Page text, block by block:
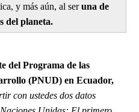
y más aún, al seruna de
del planeta.
del Programa de las
(PNUD) en Ecuador,
con ustedes dos datos